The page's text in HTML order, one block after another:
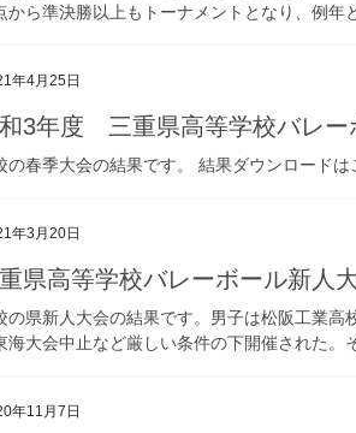
から準決勝以上もトーナメントとなり、例
年4月25日
3年度 三重県高等学校バレー
の春季大会の結果です。 結果ダウンロードは
年3月20日
県高等学校バレーボール新人
の県新人大会の結果です。男子は松阪工業
海大会中止など厳しい条件の下開催された。
年11月7日